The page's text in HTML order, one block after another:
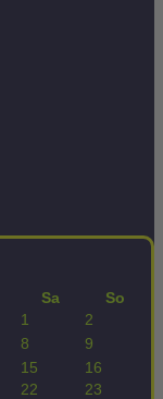
Sa
So
1
2
8
9
15
16
22
23